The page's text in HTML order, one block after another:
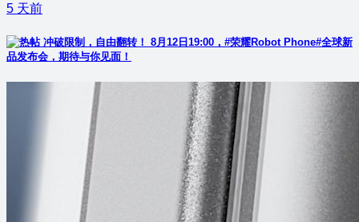
5 天前
冲破限制，自由翻转！ 8月12日19:00，#荣耀Robot Phone#全球新
品发布会，期待与你见面！